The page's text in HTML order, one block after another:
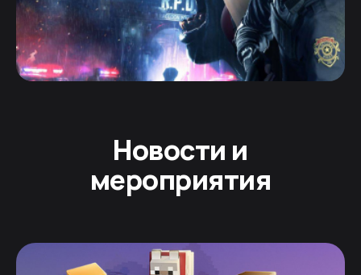
Новости и
мероприятия